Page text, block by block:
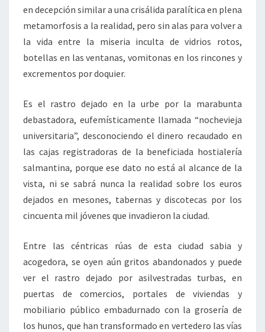
en decepción similar a una crisálida paralítica en plena
metamorfosis a la realidad, pero sin alas para volver a
la vida entre la miseria inculta de vidrios rotos,
botellas en las ventanas, vomitonas en los rincones y
excrementos por doquier.
Es el rastro dejado en la urbe por la marabunta
debastadora, eufemísticamente llamada “nochevieja
universitaria”, desconociendo el dinero recaudado en
las cajas registradoras de la beneficiada hostialería
salmantina, porque ese dato no está al alcance de la
vista, ni se sabrá nunca la realidad sobre los euros
dejados en mesones, tabernas y discotecas por los
cincuenta mil jóvenes que invadieron la ciudad.
Entre las céntricas rúas de esta ciudad sabia y
acogedora, se oyen aún gritos abandonados y puede
ver el rastro dejado por asilvestradas turbas, en
puertas de comercios, portales de viviendas y
mobiliario público embadurnado con la grosería de
los hunos, que han transformado en vertedero las vías